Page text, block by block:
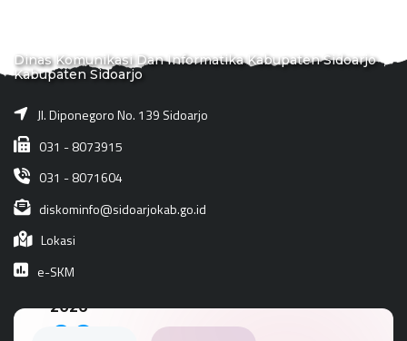
Dinas Komunikasi Dan Informatika Kabupaten Sidoarjo
Kabupaten Sidoarjo
Jl. Diponegoro No. 139 Sidoarjo
031 - 8073915
031 - 8071604
diskominfo@sidoarjokab.go.id
Lokasi
e-SKM